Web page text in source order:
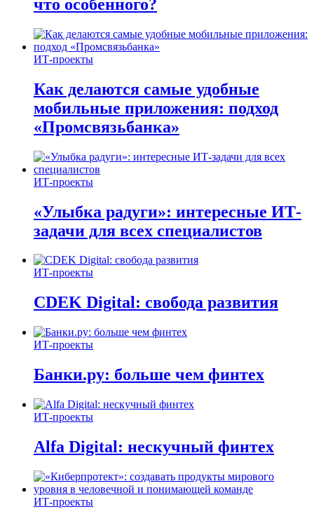
что особенного?
ИТ-проекты
Как делаются самые удобные
мобильные приложения: подход
«Промсвязьбанка»
ИТ-проекты
«Улыбка радуги»: интересные ИТ-
задачи для всех специалистов
ИТ-проекты
CDEK Digital: свобода развития
ИТ-проекты
Банки.ру: больше чем финтех
ИТ-проекты
Alfa Digital: нескучный финтех
ИТ-проекты